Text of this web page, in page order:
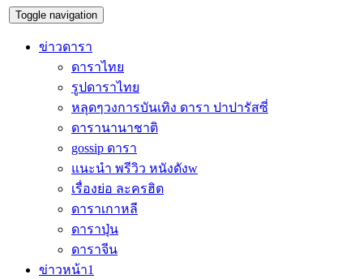
Toggle navigation
ข่าวดารา
ดาราไทย
รูปดาราไทย
หลุดๆวงการบันเทิง ดารา ปาปารัสซี่
ดารานานาชาติ
gossip ดารา
แนะนำ พรีวิว หนังดังw
เรื่องย่อ ละครฮิต
ดาราเกาหลี
ดาราปุ่น
ดาราจีน
ข่าวหน้า1